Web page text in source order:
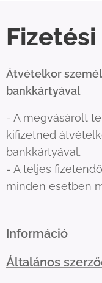
Fizetési
Átvételkor
bankkártyával
- A megvásárolt
kifizetned
bankkártyával.
- A teljes
minden esetben
Információ
Általános